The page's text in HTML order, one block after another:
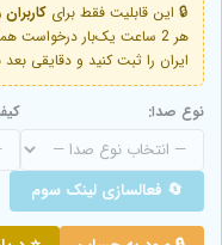
🔒 این قابلیت فقط برای
ایران را ثبت کنید و دقایقی
نوع صدا:
🔄 فعالسازی لینک سوم